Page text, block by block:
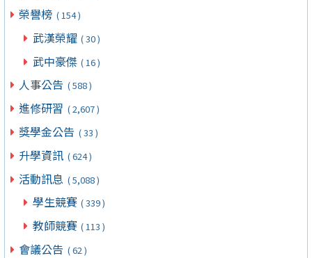
榮譽榜 ( 154 )
武漢榮耀 ( 30 )
武中豪傑 ( 16 )
人事公告 ( 588 )
進修研習 ( 2,607 )
獎學金公告 ( 33 )
升學資訊 ( 624 )
活動訊息 ( 5,088 )
學生競賽 ( 339 )
教師競賽 ( 113 )
會議公告 ( 62 )